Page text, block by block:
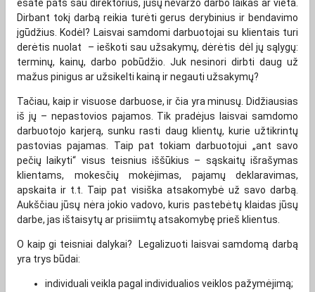
esate pats sau direktorius, jūsų nevaržo darbo laikas ar vieta.
Dirbant tokį darbą reikia turėti gerus derybinius ir bendavimo
įgūdžius. Kodėl? Laisvai samdomi darbuotojai su klientais turi
derėtis nuolat – ieškoti sau užsakymų, dėrėtis dėl jų sąlygų:
terminų, kainų, darbo pobūdžio. Juk nesinori dirbti daug už
mažus pinigus ar užsikelti kainą ir negauti užsakymų?
Tačiau, kaip ir visuose darbuose, ir čia yra minusų. Didžiausias
iš jų – nepastovios pajamos. Tik pradėjus laisvai samdomo
darbuotojo karjerą, sunku rasti daug klientų, kurie užtikrintų
pastovias pajamas. Taip pat tokiam darbuotojui „ant savo
pečių laikyti“ visus teisnius iššūkius – sąskaitų išrašymas
klientams, mokesčių mokėjimas, pajamų deklaravimas,
apskaita ir t.t. Taip pat visiška atsakomybė už savo darbą.
Aukščiau jūsų nėra jokio vadovo, kuris pastebėtų klaidas jūsų
darbe, jas ištaisytų ar prisiimtų atsakomybę prieš klientus.
O kaip gi teisniai dalykai? Legalizuoti laisvai samdomą darbą
yra trys būdai:
individuali veikla pagal individualios veiklos pažymėjimą;